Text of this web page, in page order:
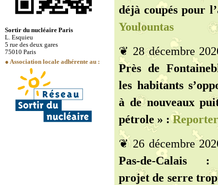
Sortir du nucléaire Paris
L. Esquieu
5 rue des deux gares
75010 Paris
● Association locale adhérente au :
déjà coupés pour
Youlountas
❦ 28 décembre
Près de
les habitants
à de nouveaux
pétrole » :
❦ 26 décembre
Pas-de-Calais
projet de serre